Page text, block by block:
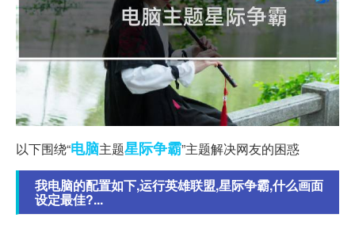
以下围绕“电脑主题星际争霸”主题解决网友的困惑
我电脑的配置如下,运行英雄联盟,星际争霸,什么画面
设定最佳?...